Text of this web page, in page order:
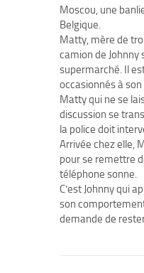
Moscou, une
Belgique.
Matty, mère de
camion de Johnny
supermarché. Il
occasionnés à
Matty qui ne se
discussion se
la police doit
Arrivée chez elle,
pour se remettre
téléphone sonne.
C’est Johnny qui
son
demande de